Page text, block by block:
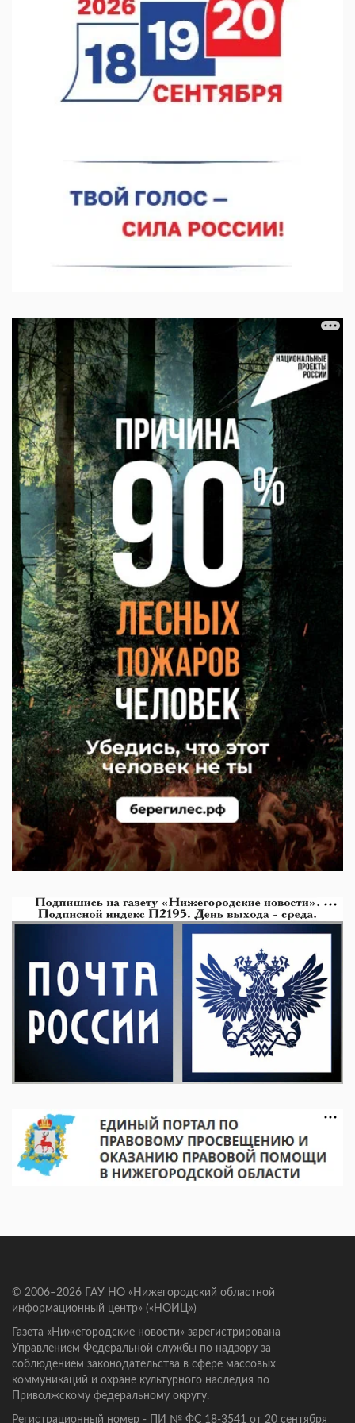
В Нижнем Новгороде прошло совещание Росгвардии
07.08.2026 12:04
© 2006–2026 ГАУ НО «Нижегородский областной
информационный центр» («НОИЦ»)
Газета «Нижегородские новости» зарегистрирована
Управлением Федеральной службы по надзору за
соблюдением законодательства в сфере массовых
коммуникаций и охране культурного наследия по
Приволжскому федеральному округу.
Регистрационный номер - ПИ № ФС 18-3541 от 20 сентября